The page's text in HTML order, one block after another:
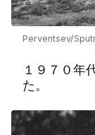
Perventsev/
１９７０年
た。